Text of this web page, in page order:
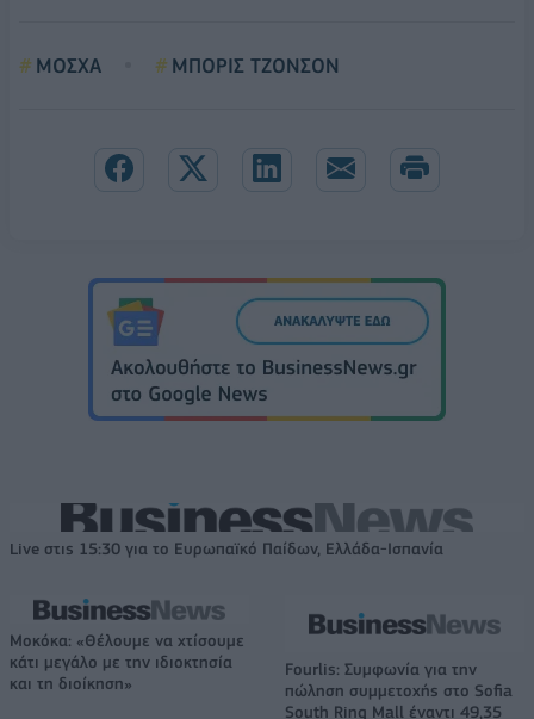
ΜΟΣΧΑ ΜΠΟΡΙΣ ΤΖΟΝΣΟΝ
Live στις 15:30 για το Ευρωπαϊκό Παίδων, Ελλάδα-Ισπανία
Μοκόκα: «Θέλουμε να χτίσουμε
κάτι μεγάλο με την ιδιοκτησία
και τη διοίκηση»
Fourlis: Συμφωνία για την
πώληση συμμετοχής στο Sofia
South Ring Mall έναντι 49,35